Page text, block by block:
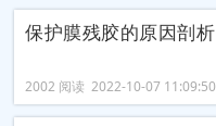
保护膜残胶的原因剖析
2002 阅读 2022-10-07 11:09:50